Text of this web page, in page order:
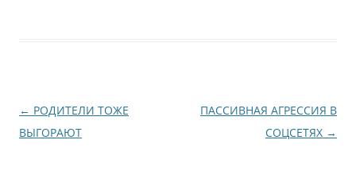
Навигация
по
← РОДИТЕЛИ ТОЖЕ
ВЫГОРАЮТ
ПАССИВНАЯ АГРЕССИЯ В
СОЦСЕТЯХ →